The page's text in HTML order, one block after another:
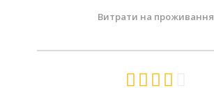
Витрати на проживання
   